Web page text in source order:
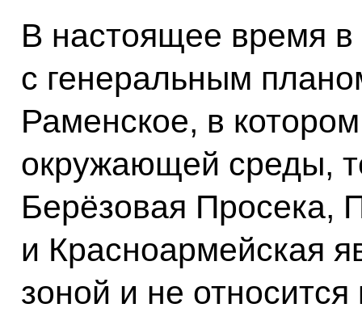
В настоящее время в
с генеральным
Раменское, в
окружающей среды,
Берёзовая Просека,
и Красноармейская
зоной и не